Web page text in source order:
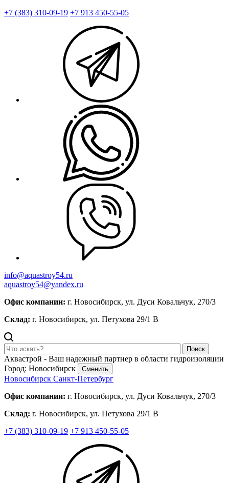
+7 (383) 310-09-19 +7 913 450-55-05
info@aquastroy54.ru
aquastroy54@yandex.ru
Офис компании: г. Новосибирск, ул. Дуси Ковальчук, 270/3
Склад: г. Новосибирск, ул. Петухова 29/1 В
Поиск
Аквастрой - Ваш надежный партнер в области гидроизоляции
Город: Новосибирск
Сменить
Новосибирск Санкт-Петербург
Офис компании: г. Новосибирск, ул. Дуси Ковальчук, 270/3
Склад: г. Новосибирск, ул. Петухова 29/1 В
+7 (383) 310-09-19 +7 913 450-55-05